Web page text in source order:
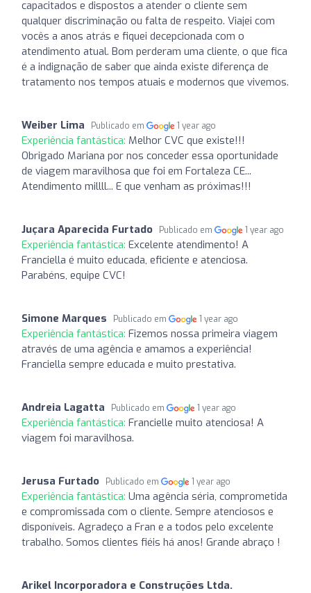
capacitados e dispostos a atender o cliente sem
qualquer discriminação ou falta de respeito. Viajei com
vocês a anos atrás e fiquei decepcionada com o
atendimento atual. Bom perderam uma cliente, o que fica
é a indignação de saber que ainda existe diferença de
tratamento nos tempos atuais e modernos que vivemos.
Weiber Lima Publicado em 1 year ago
Experiência fantástica: Melhor CVC que existe!!!
Obrigado Mariana por nos conceder essa oportunidade
de viagem maravilhosa que foi em Fortaleza CE...
Atendimento millll... E que venham as próximas!!!
Juçara Aparecida Furtado Publicado em 1 year ago
Experiência fantástica: Excelente atendimento! A
Franciella é muito educada, eficiente e atenciosa.
Parabéns, equipe CVC!
Simone Marques Publicado em 1 year ago
Experiência fantástica: Fizemos nossa primeira viagem
através de uma agência e amamos a experiência!
Franciella sempre educada e muito prestativa.
Andreia Lagatta Publicado em 1 year ago
Experiência fantástica: Francielle muito atenciosa! A
viagem foi maravilhosa.
Jerusa Furtado Publicado em 1 year ago
Experiência fantástica: Uma agência séria, comprometida
e compromissada com o cliente. Sempre atenciosos e
disponíveis. Agradeço a Fran e a todos pelo excelente
trabalho. Somos clientes fiéis há anos! Grande abraço !
Arikel Incorporadora e Construções Ltda.